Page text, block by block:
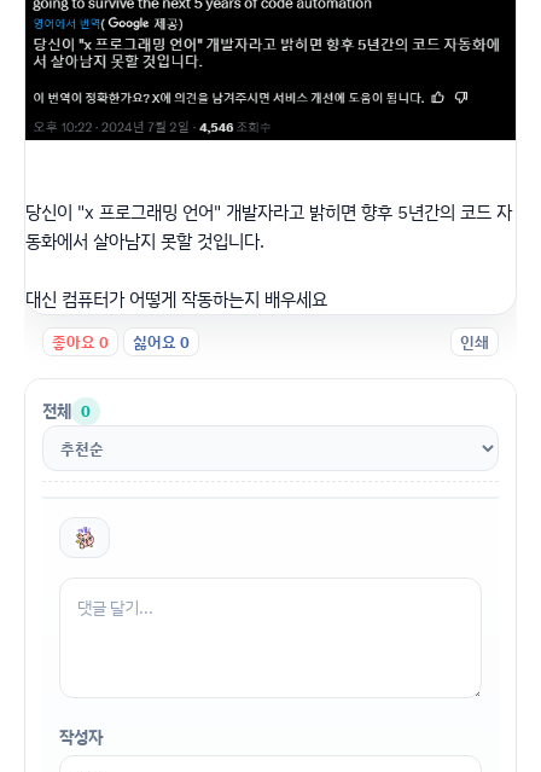
당신이 "x 프로그래밍 언어" 개발자라고 밝히면 향후 5년간의 코드 자
동화에서 살아남지 못할 것입니다.
대신 컴퓨터가 어떻게 작동하는지 배우세요
좋아요0 싫어요0 인쇄
전체 0
작성자